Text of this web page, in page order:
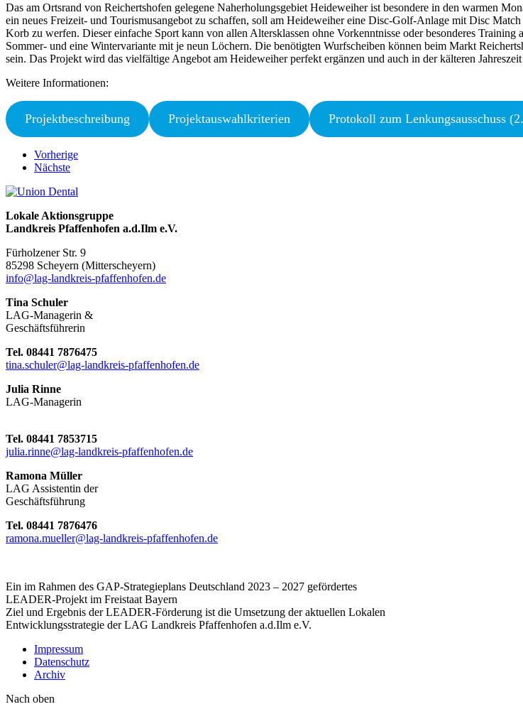
Das am Ortsrand von Reichertshofen gelegene Naherholungsgebiet Heideweiher ist besondere in den warmen
ein neues Freizeit- und Tourismusangebot zu schaffen, soll am Heideweiher eine Disc-Golf-Anlage mit Disc
Korb zu werfen. Dieser einfache Sport kann von allen Altersklassen ohne Vorkenntnisse oder besonderes
Sommer- und eine Wintervariante mit je neun Löchern. Die benötigten Wurfscheiben können beim Markt
sein. Das Projekt wird das vielfältige Angebot am Heideweiher perfekt ergänzen und auch in der kälteren
Weitere Informationen:
Projektbeschreibung Projektauswahlkriterien Protokoll zum Lenkungsausschuss
Vorherige
Nächste
Lokale Aktionsgruppe
Landkreis Pfaffenhofen a.d.Ilm e.V.
Fürholzener Str. 9
85298 Scheyern (Mitterscheyern)
info@lag-landkreis-pfaffenhofen.de
Tina Schuler
LAG-Managerin &
Geschäftsführerin
Tel. 08441 7876475
tina.schuler@lag-landkreis-pfaffenhofen.de
Julia Rinne
LAG-Managerin
Tel. 08441 7853715
julia.rinne@lag-landkreis-pfaffenhofen.de
Ramona Müller
LAG Assistentin der
Geschäftsführung
Tel. 08441 7876476
ramona.mueller@lag-landkreis-pfaffenhofen.de
Ein im Rahmen des GAP-Strategieplans Deutschland 2023 – 2027 gefördertes
LEADER-Projekt im Freistaat Bayern
Ziel und Ergebnis der LEADER-Förderung ist die Umsetzung der aktuellen Lokalen
Entwicklungsstrategie der LAG Landkreis Pfaffenhofen a.d.Ilm e.V.
Impressum
Datenschutz
Archiv
Nach oben